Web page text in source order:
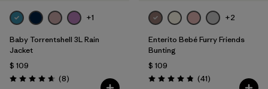
+1
Baby Torrentshell 3L Rain
Jacket
$ 109
Valoración: 4.6 / 5
(8Comentarios
)
+2
Enterito Bebé Furry Friends
Bunting
$ 109
Valoración: 4.8 / 5
(41Comentarios
)